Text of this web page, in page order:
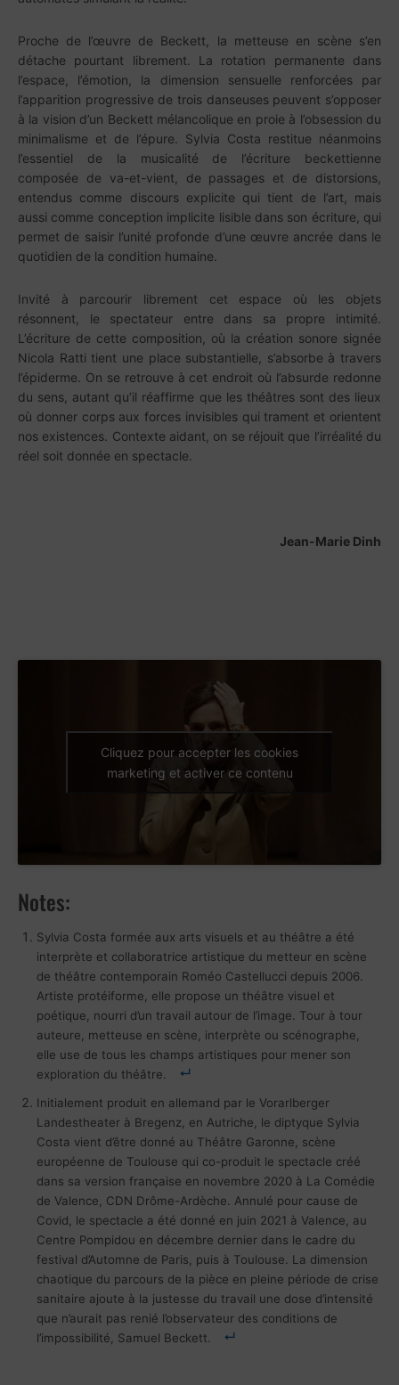
Proche de l’œuvre de Beckett, la metteuse en scène s’en
détache pourtant librement. La rotation permanente dans
l’espace, l’émotion, la dimension sensuelle renforcées par
l’apparition progressive de trois danseuses peuvent s’opposer
à la vision d’un Beckett mélancolique en proie à l’obsession du
minimalisme et de l’épure. Sylvia Costa restitue néanmoins
l’essentiel de la musicalité de l’écriture beckettienne
composée de va-et-vient, de passages et de distorsions,
entendus comme discours explicite qui tient de l’art, mais
aussi comme conception implicite lisible dans son écriture, qui
permet de saisir l’unité profonde d’une œuvre ancrée dans le
quotidien de la condition humaine.
Invité à parcourir librement cet espace où les objets
résonnent, le spectateur entre dans sa propre intimité.
L’écriture de cette composition, où la création sonore signée
Nicola Ratti tient une place substantielle, s’absorbe à travers
l’épiderme. On se retrouve à cet endroit où l’absurde redonne
du sens, autant qu’il réaffirme que les théâtres sont des lieux
où donner corps aux forces invisibles qui trament et orientent
nos existences. Contexte aidant, on se réjouit que l’irréalité du
réel soit donnée en spectacle.
Jean-Marie Dinh
Cliquez pour accepter les cookies
marketing et activer ce contenu
Notes:
Sylvia Costa formée aux arts visuels et au théâtre a été
interprète et collaboratrice artistique du metteur en scène
de théâtre contemporain Roméo Castellucci depuis 2006.
Artiste protéiforme, elle propose un théâtre visuel et
poétique, nourri d’un travail autour de l’image. Tour à tour
auteure, metteuse en scène, interprète ou scénographe,
elle use de tous les champs artistiques pour mener son
exploration du théâtre.
Initialement produit en allemand par le Vorarlberger
Landestheater à Bregenz, en Autriche, le diptyque Sylvia
Costa vient d’être donné au Théâtre Garonne, scène
européenne de Toulouse qui co-produit le spectacle créé
dans sa version française en novembre 2020 à La Comédie
de Valence, CDN Drôme-Ardèche. Annulé pour cause de
Covid, le spectacle a été donné en juin 2021 à Valence, au
Centre Pompidou en décembre dernier dans le cadre du
festival d’Automne de Paris, puis à Toulouse. La dimension
chaotique du parcours de la pièce en pleine période de crise
sanitaire ajoute à la justesse du travail une dose d’intensité
que n’aurait pas renié l’observateur des conditions de
l’impossibilité, Samuel Beckett.